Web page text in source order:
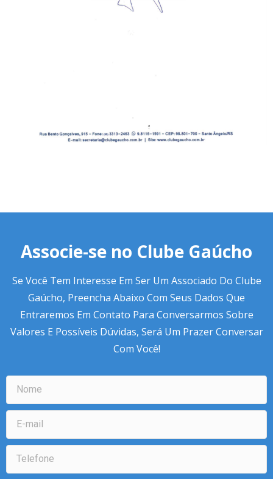
Associe-se no Clube Gaúcho
Se Você Tem Interesse Em Ser Um Associado Do Clube
Gaúcho, Preencha Abaixo Com Seus Dados Que
Entraremos Em Contato Para Conversarmos Sobre
Valores E Possíveis Dúvidas, Será Um Prazer Conversar
Com Você!